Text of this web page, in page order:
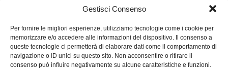
Gestisci Consenso
Per fornire le migliori esperienze, utilizziamo tecnologie come i cookie per
memorizzare e/o accedere alle informazioni del dispositivo. Il consenso a
queste tecnologie ci permetterà di elaborare dati come il comportamento di
navigazione o ID unici su questo sito. Non acconsentire o ritirare il
consenso può influire negativamente su alcune caratteristiche e funzioni.